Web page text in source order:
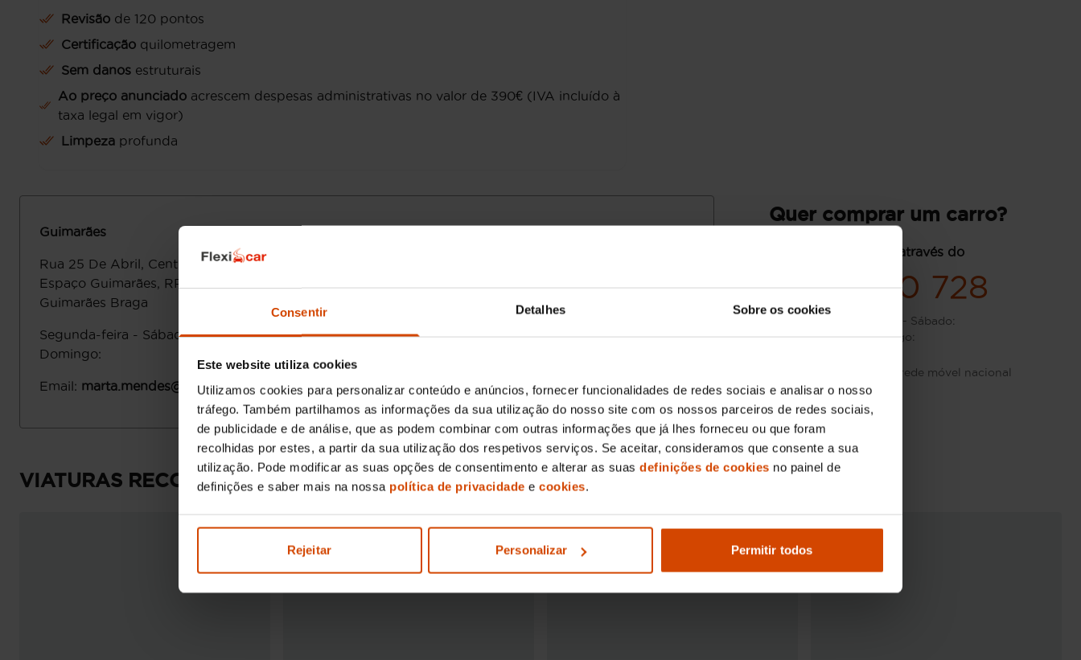
Consentir Detalhes Sobre os cookies
Este website utiliza cookies
Utilizamos cookies para personalizar conteúdo e anúncios, fornecer funcionalidades de redes sociais e analisar o nosso
tráfego. Também partilhamos as informações da sua utilização do nosso site com os nossos parceiros de redes sociais,
de publicidade e de análise, que as podem combinar com outras informações que já lhes forneceu ou que foram
recolhidas por estes, a partir da sua utilização dos respetivos serviços. Se aceitar, consideramos que consente a sua
utilização. Pode modificar as suas opções de consentimento e alterar as suas definições de cookies no painel de
definições e saber mais na nossa política de privacidade e cookies.
Rejeitar Personalizar Permitir todos
Revisão de 120 pontos
Certificação quilometragem
Sem danos estruturais
Ao preço anunciado acrescem despesas administrativas no valor de 390€ (IVA incluído à
taxa legal em vigor)
Limpeza profunda
Guimarães
Rua 25 De Abril, Centro comercial
Espaço Guimarães, RP02
Guimarães Braga
Segunda-feira - Sábado:
Domingo:
Email: marta.mendes@flexicar.pt
Quer comprar um carro?
contacte-nos através do
936 520 728
Segunda-feira - Sábado:
Domingo:
Custo de chamada para rede móvel nacional
VIATURAS RECOMENDADAS